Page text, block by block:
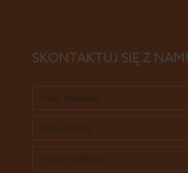
SKONTAKTUJ SIĘ Z NAMI